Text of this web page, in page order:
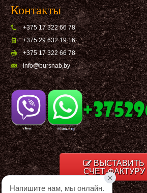
Контакты
+375 17 322 66 78
+375 29 632 19 16
+375 17 322 66 78
info@bursnab,by
ВЫСТАВИТЬ
СЧЕТ-ФАКТУРУ
Напишите нам, мы онлайн.